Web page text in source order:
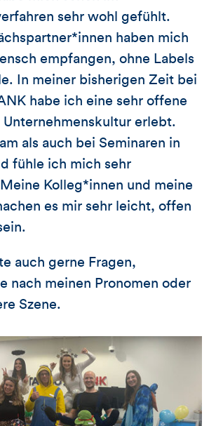
sehr wohl gefühlt.
haben mich
empfangen, ohne Labels
In meiner bisherigen Zeit bei
habe ich eine sehr offene
Unternehmenskultur erlebt.
als auch bei Seminaren in
fühle ich mich sehr
Kolleg*innen und meine
es mir sehr leicht, offen
auch gerne Fragen,
nach meinen Pronomen oder
Szene.